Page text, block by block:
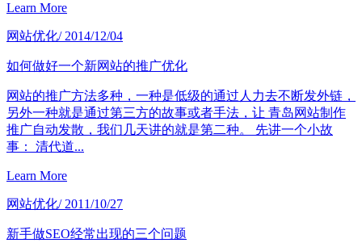
Learn More
网站优化/ 2014/12/04
如何做好一个新网站的推广优化
网站的推广方法多种，一种是低级的通过人力去不断发外链，
另外一种就是通过第三方的故事或者手法，让 青岛网站制作
推广自动发散，我们几天讲的就是第二种。 先讲一个小故
事： 清代道...
Learn More
网站优化/ 2011/10/27
新手做SEO经常出现的三个问题